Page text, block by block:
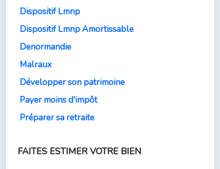
Dispositif Lmnp
Dispositif Lmnp Amortissable
Denormandie
Malraux
Développer son patrimoine
Payer moins d'impôt
Préparer sa retraite
FAITES ESTIMER VOTRE BIEN